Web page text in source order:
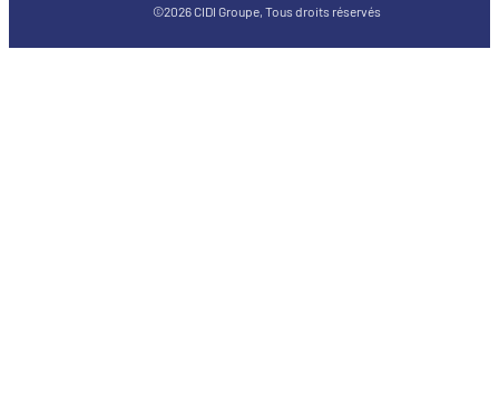
©2026 CIDI Groupe, Tous droits réservés